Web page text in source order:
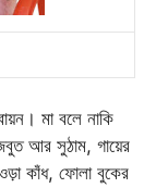
মা বলে নাকি
আর সুঠাম, গায়ের
কাঁধ, ফোলা বুকের